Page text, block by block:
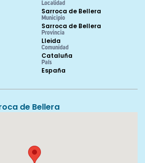
Localidad
Sarroca de Bellera
Municipio
Sarroca de Bellera
Provincia
Lleida
Comunidad
Cataluña
País
España
de Bellera